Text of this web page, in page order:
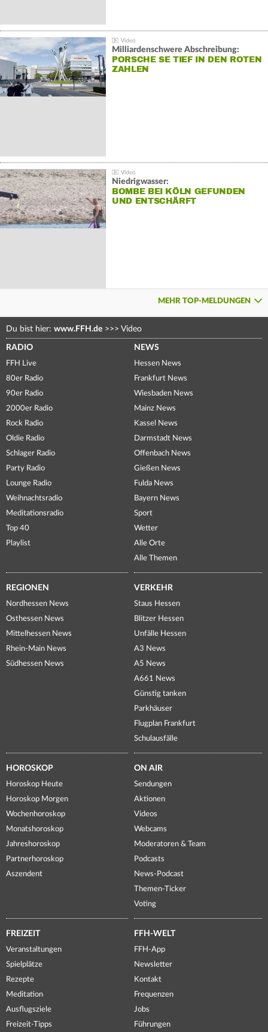
Milliardenschwere Abschreibung:
PORSCHE SE TIEF IN DEN ROTEN
ZAHLEN
Niedrigwasser:
BOMBE BEI KÖLN GEFUNDEN
UND ENTSCHÄRFT
MEHR TOP-MELDUNGEN
Du bist hier: www.FFH.de >>> Video
RADIO
FFH Live
80er Radio
90er Radio
2000er Radio
Rock Radio
Oldie Radio
Schlager Radio
Party Radio
Lounge Radio
Weihnachtsradio
Meditationsradio
Top 40
Playlist
NEWS
Hessen News
Frankfurt News
Wiesbaden News
Mainz News
Kassel News
Darmstadt News
Offenbach News
Gießen News
Fulda News
Bayern News
Sport
Wetter
Alle Orte
Alle Themen
REGIONEN
Nordhessen News
Osthessen News
Mittelhessen News
Rhein-Main News
Südhessen News
VERKEHR
Staus Hessen
Blitzer Hessen
Unfälle Hessen
A3 News
A5 News
A661 News
Günstig tanken
Parkhäuser
Flugplan Frankfurt
Schulausfälle
HOROSKOP
Horoskop Heute
Horoskop Morgen
Wochenhoroskop
Monatshoroskop
Jahreshoroskop
Partnerhoroskop
Aszendent
ON AIR
Sendungen
Aktionen
Videos
Webcams
Moderatoren & Team
Podcasts
News-Podcast
Themen-Ticker
Voting
FREIZEIT
Veranstaltungen
Spielplätze
Rezepte
Meditation
Ausflugsziele
Freizeit-Tipps
FFH-WELT
FFH-App
Newsletter
Kontakt
Frequenzen
Jobs
Führungen